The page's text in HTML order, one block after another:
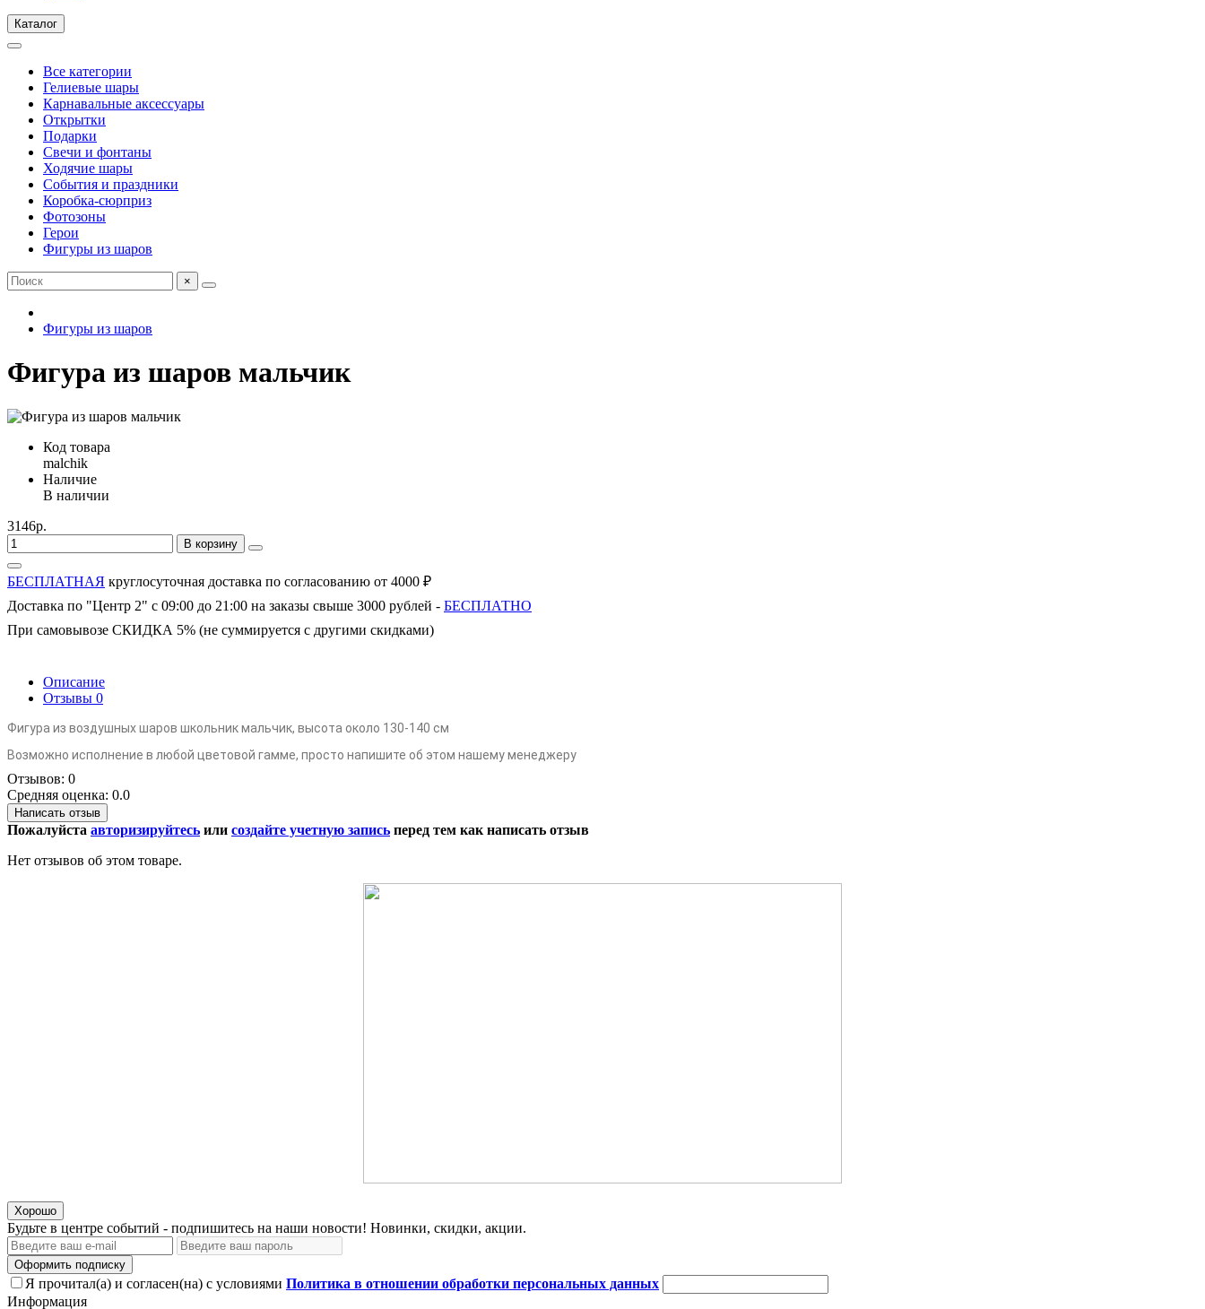
Каталог
Все категории
Гелиевые шары
Карнавальные аксессуары
Открытки
Подарки
Свечи и фонтаны
Ходячие шары
События и праздники
Коробка-сюрприз
Фотозоны
Герои
Фигуры из шаров
×
Фигуры из шаров
Фигура из шаров мальчик
Код товара
malchik
Наличие
В наличии
3146р.
В корзину
БЕСПЛАТНАЯ круглосуточная доставка по согласованию от 4000 ₽
Доставка по "Центр 2" с 09:00 до 21:00 на заказы свыше 3000 рублей - БЕСПЛАТНО
При самовывозе СКИДКА 5% (не суммируется с другими скидками)
Описание
Отзывы 0
Фигура из воздушных шаров школьник мальчик, высота около 130-140 см
Возможно исполнение в любой цветовой гамме, просто напишите об этом нашему менеджеру
Отзывов: 0
Средняя оценка: 0.0
Написать отзыв
Пожалуйста авторизируйтесь или создайте учетную запись перед тем как написать отзыв
Нет отзывов об этом товаре.
Хорошо
Будьте в центре событий - подпишитесь на наши новости! Новинки, скидки, акции.
Оформить подписку
Я прочитал(а) и согласен(на) с условиями Политика в отношении обработки персональных данных
Информация